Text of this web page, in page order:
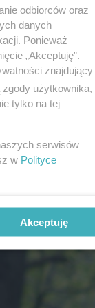
osoba
odbiorców oraz
danych
Ponieważ
„Akceptuję”.
znajdujący
użytkownika,
tylko na tej
serwisów
w Polityce
Akceptuję